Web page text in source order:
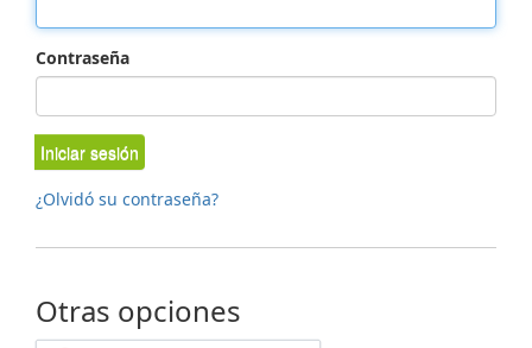
Contraseña
Iniciar sesión
¿Olvidó su contraseña?
Otras opciones